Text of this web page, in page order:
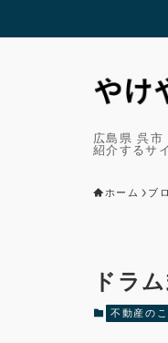
広島県 呉市
紹介するサ
ホーム ブ
ドラ
不動産のこ